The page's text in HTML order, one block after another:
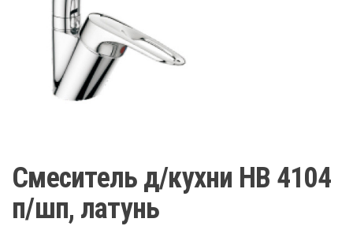
Смеситель д/кухни HВ 4104
п/шп, латунь